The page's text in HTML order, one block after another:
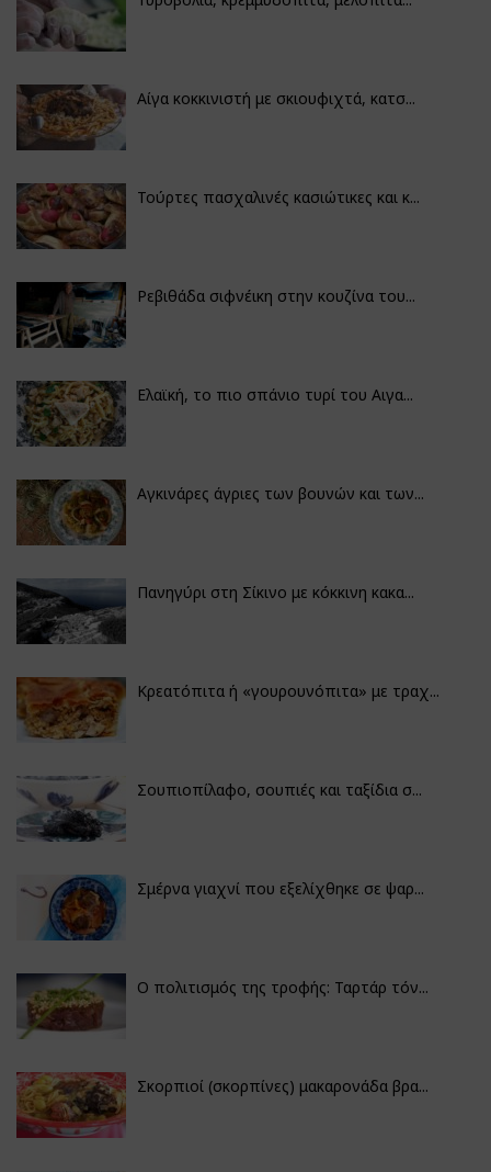
Αίγα κοκκινιστή με σκιουφιχτά, κατσ...
Τούρτες πασχαλινές κασιώτικες και κ...
Ρεβιθάδα σιφνέικη στην κουζίνα του...
Ελαϊκή, το πιο σπάνιο τυρί του Αιγα...
Αγκινάρες άγριες των βουνών και των...
Πανηγύρι στη Σίκινο με κόκκινη κακα...
Κρεατόπιτα ή «γουρουνόπιτα» με τραχ...
Σουπιοπίλαφο, σουπιές και ταξίδια σ...
Σμέρνα γιαχνί που εξελίχθηκε σε ψαρ...
Ο πολιτισμός της τροφής: Ταρτάρ τόν...
Σκορπιοί (σκορπίνες) μακαρονάδα βρα...